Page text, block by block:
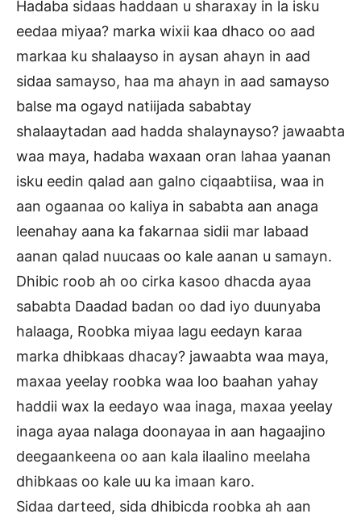
Hadaba sidaas haddaan u sharaxay in la isku
eedaa miyaa? marka wixii kaa dhaco oo aad
markaa ku shalaayso in aysan ahayn in aad
sidaa samayso, haa ma ahayn in aad samayso
balse ma ogayd natiijada sababtay
shalaaytadan aad hadda shalaynayso? jawaabta
waa maya, hadaba waxaan oran lahaa yaanan
isku eedin qalad aan galno ciqaabtiisa, waa in
aan ogaanaa oo kaliya in sababta aan anaga
leenahay aana ka fakarnaa sidii mar labaad
aanan qalad nuucaas oo kale aanan u samayn.
Dhibic roob ah oo cirka kasoo dhacda ayaa
sababta Daadad badan oo dad iyo duunyaba
halaaga, Roobka miyaa lagu eedayn karaa
marka dhibkaas dhacay? jawaabta waa maya,
maxaa yeelay roobka waa loo baahan yahay
haddii wax la eedayo waa inaga, maxaa yeelay
inaga ayaa nalaga doonayaa in aan hagaajino
deegaankeena oo aan kala ilaalino meelaha
dhibkaas oo kale uu ka imaan karo.
Sidaa darteed, sida dhibicda roobka ah aan